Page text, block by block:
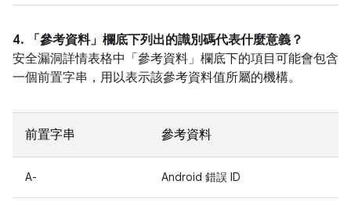
4. 「參考資料」 欄底下列出的識別碼代表什麼意義？
安全漏洞詳情表格中「參考資料」 欄底下的項目可能會包含
一個前置字串，用以表示該參考資料值所屬的機構。
前置字串 參考資料
A- Android 錯誤 ID